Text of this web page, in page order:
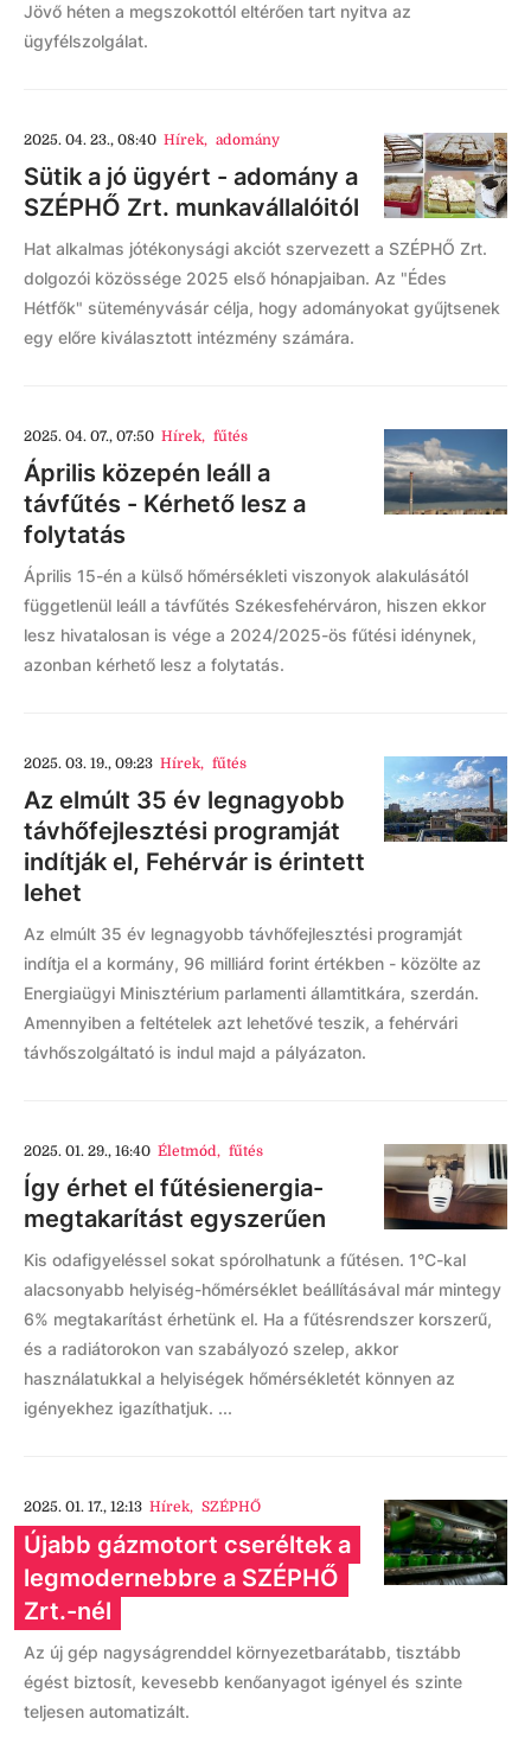
Jövő héten a megszokottól eltérően tart nyitva az
ügyfélszolgálat.
2025. 04. 23., 08:40 Hírek, adomány
Sütik a jó ügyért - adomány a
SZÉPHŐ Zrt. munkavállalóitól
Hat alkalmas jótékonysági akciót szervezett a SZÉPHŐ Zrt.
dolgozói közössége 2025 első hónapjaiban. Az "Édes
Hétfők" süteményvásár célja, hogy adományokat gyűjtsenek
egy előre kiválasztott intézmény számára.
2025. 04. 07., 07:50 Hírek, fűtés
Április közepén leáll a
távfűtés - Kérhető lesz a
folytatás
Április 15-én a külső hőmérsékleti viszonyok alakulásától
függetlenül leáll a távfűtés Székesfehérváron, hiszen ekkor
lesz hivatalosan is vége a 2024/2025-ös fűtési idénynek,
azonban kérhető lesz a folytatás.
2025. 03. 19., 09:23 Hírek, fűtés
Az elmúlt 35 év legnagyobb
távhőfejlesztési programját
indítják el, Fehérvár is érintett
lehet
Az elmúlt 35 év legnagyobb távhőfejlesztési programját
indítja el a kormány, 96 milliárd forint értékben - közölte az
Energiaügyi Minisztérium parlamenti államtitkára, szerdán.
Amennyiben a feltételek azt lehetővé teszik, a fehérvári
távhőszolgáltató is indul majd a pályázaton.
2025. 01. 29., 16:40 Életmód, fűtés
Így érhet el fűtésienergia-
megtakarítást egyszerűen
Kis odafigyeléssel sokat spórolhatunk a fűtésen. 1°C-kal
alacsonyabb helyiség-hőmérséklet beállításával már mintegy
6% megtakarítást érhetünk el. Ha a fűtésrendszer korszerű,
és a radiátorokon van szabályozó szelep, akkor
használatukkal a helyiségek hőmérsékletét könnyen az
igényekhez igazíthatjuk. ...
2025. 01. 17., 12:13 Hírek, SZÉPHŐ
Újabb gázmotort cseréltek a
legmodernebbre a SZÉPHŐ
Zrt.-nél
Az új gép nagyságrenddel környezetbarátabb, tisztább
égést biztosít, kevesebb kenőanyagot igényel és szinte
teljesen automatizált.